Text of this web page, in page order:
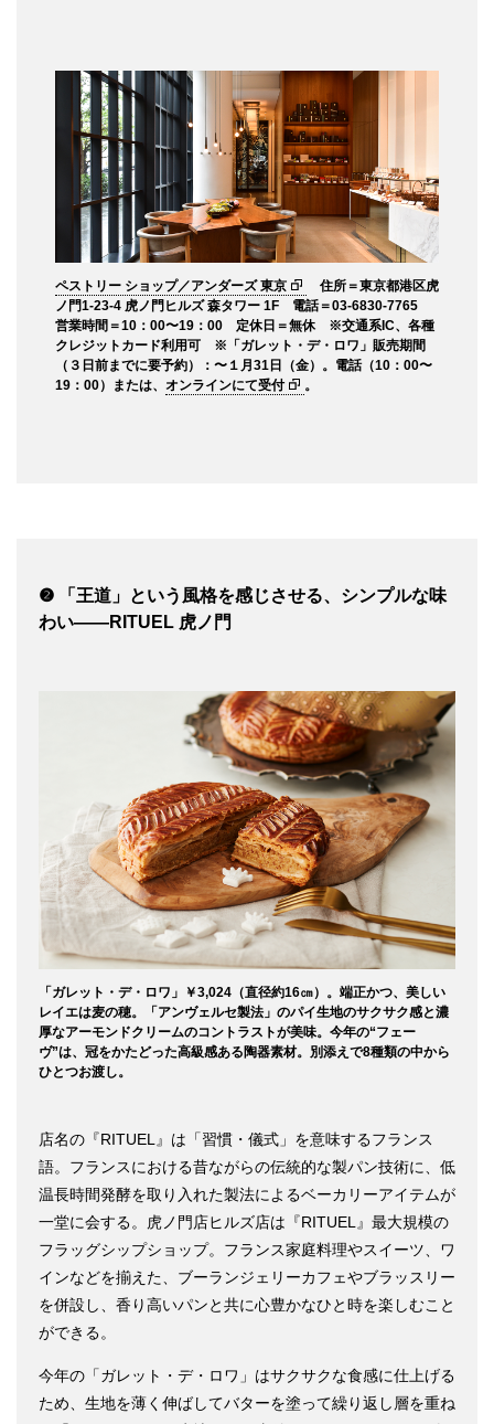
ペストリー ショップ／アンダーズ 東京
住所＝東京都港区虎
ノ門1-23-4 虎ノ門ヒルズ 森タワー 1F 電話＝03-6830-7765
営業時間＝10：00〜19：00 定休日＝無休 ※交通系IC、各種
クレジットカード利用可 ※「ガレット・デ・ロワ」販売期間
（３日前までに要予約）：〜１月31日（金）。電話（10：00〜
19：00）または、 オンラインにて受付 。
❷ 「王道」という風格を感じさせる、シンプルな味
わい——RITUEL 虎ノ門
「ガレット・デ・ロワ」￥3,024（直径約16㎝）。端正かつ、美しい
レイエは麦の穂。「アンヴェルセ製法」のパイ生地のサクサク感と濃
厚なアーモンドクリームのコントラストが美味。今年の“フェー
ヴ”は、冠をかたどった高級感ある陶器素材。別添えで8種類の中から
ひとつお渡し。
店名の『RITUEL』は「習慣・儀式」を意味するフランス
語。フランスにおける昔ながらの伝統的な製パン技術に、低
温長時間発酵を取り入れた製法によるベーカリーアイテムが
一堂に会する。虎ノ門店ヒルズ店は『RITUEL』最大規模の
フラッグシップショップ。フランス家庭料理やスイーツ、ワ
インなどを揃えた、ブーランジェリーカフェやブラッスリー
を併設し、香り高いパンと共に心豊かなひと時を楽しむこと
ができる。
今年の「ガレット・デ・ロワ」はサクサクな食感に仕上げる
ため、生地を薄く伸ばしてバターを塗って繰り返し層を重ね